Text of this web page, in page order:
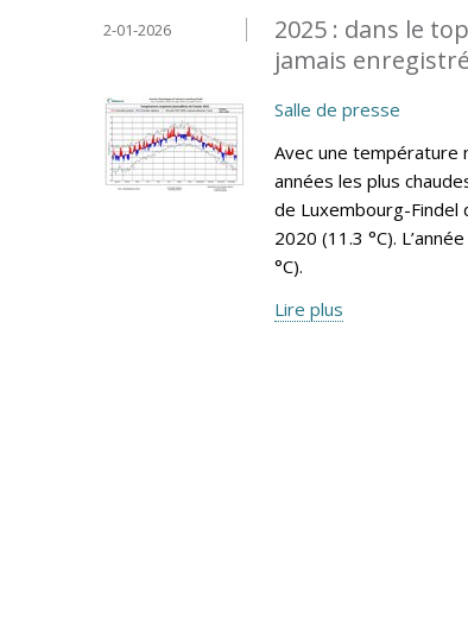
2025 : dans le
jamais
2-01-2026
Salle de presse
Avec une température
années les plus
de Luxembourg-Findel
2020 (11.3 °C).
°C).
Lire plus